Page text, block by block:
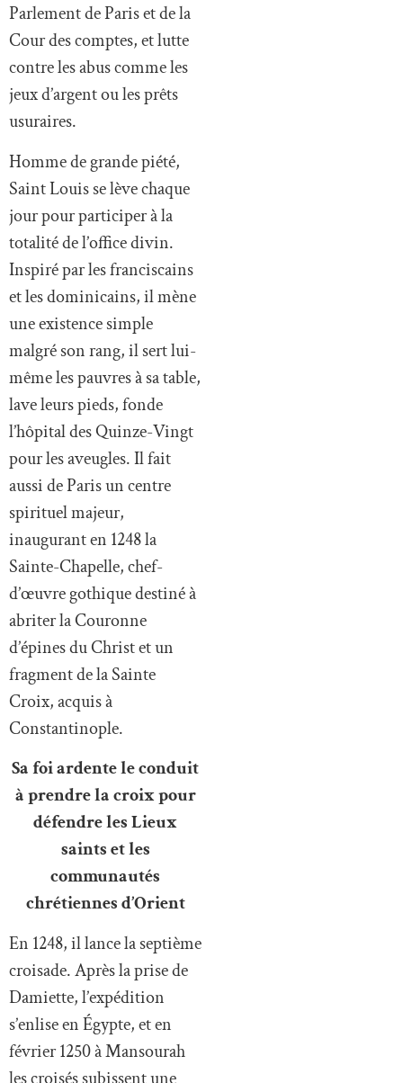
Parlement de Paris et de la
Cour des comptes, et lutte
contre les abus comme les
jeux d’argent ou les prêts
usuraires.
Homme de grande piété,
Saint Louis se lève chaque
jour pour participer à la
totalité de l’office divin.
Inspiré par les franciscains
et les dominicains, il mène
une existence simple
malgré son rang, il sert lui-
même les pauvres à sa table,
lave leurs pieds, fonde
l’hôpital des Quinze-Vingt
pour les aveugles. Il fait
aussi de Paris un centre
spirituel majeur,
inaugurant en 1248 la
Sainte-Chapelle, chef-
d’œuvre gothique destiné à
abriter la Couronne
d’épines du Christ et un
fragment de la Sainte
Croix, acquis à
Constantinople.
Sa foi ardente le conduit
à prendre la croix pour
défendre les Lieux
saints et les
communautés
chrétiennes d’Orient
En 1248, il lance la septième
croisade. Après la prise de
Damiette, l’expédition
s’enlise en Égypte, et en
février 1250 à Mansourah
les croisés subissent une